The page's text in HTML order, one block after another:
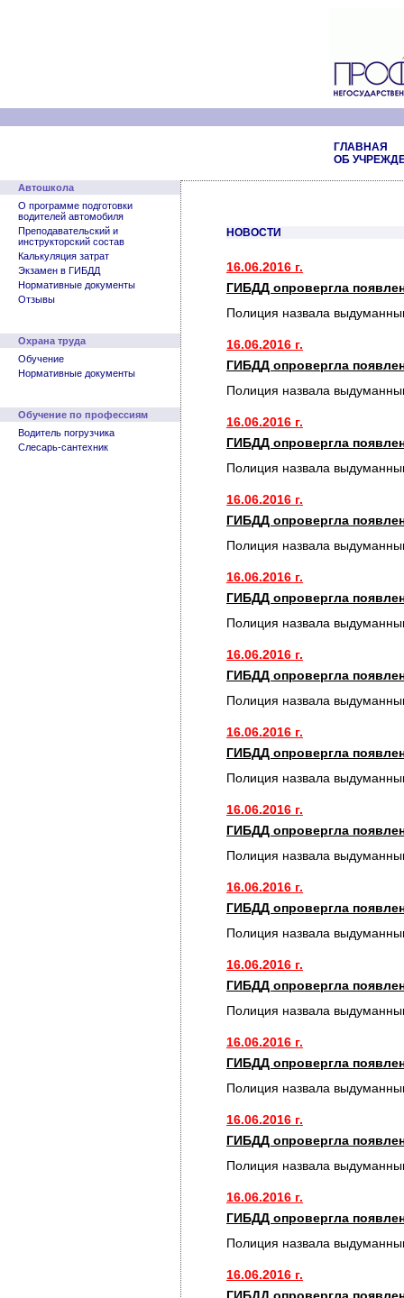
ГЛАВНАЯ
ОБ
Автошкола
О программе подготовки
водителей автомобиля
Преподавательский и
инструкторский состав
Калькуляция затрат
Экзамен в ГИБДД
Нормативные документы
Отзывы
Охрана труда
Обучение
Нормативные документы
Обучение по профессиям
Водитель погрузчика
Слесарь-сантехник
НОВОСТИ
16.06.2016 г.
ГИБДД опровергла
Полиция назвала
16.06.2016 г.
ГИБДД опровергла
Полиция назвала
16.06.2016 г.
ГИБДД опровергла
Полиция назвала
16.06.2016 г.
ГИБДД опровергла
Полиция назвала
16.06.2016 г.
ГИБДД опровергла
Полиция назвала
16.06.2016 г.
ГИБДД опровергла
Полиция назвала
16.06.2016 г.
ГИБДД опровергла
Полиция назвала
16.06.2016 г.
ГИБДД опровергла
Полиция назвала
16.06.2016 г.
ГИБДД опровергла
Полиция назвала
16.06.2016 г.
ГИБДД опровергла
Полиция назвала
16.06.2016 г.
ГИБДД опровергла
Полиция назвала
16.06.2016 г.
ГИБДД опровергла
Полиция назвала
16.06.2016 г.
ГИБДД опровергла
Полиция назвала
16.06.2016 г.